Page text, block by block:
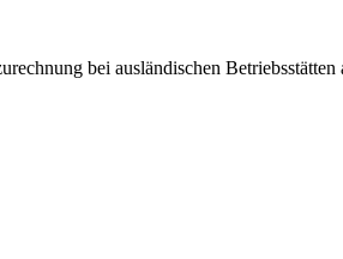
bei ausländischen Betriebsstätten